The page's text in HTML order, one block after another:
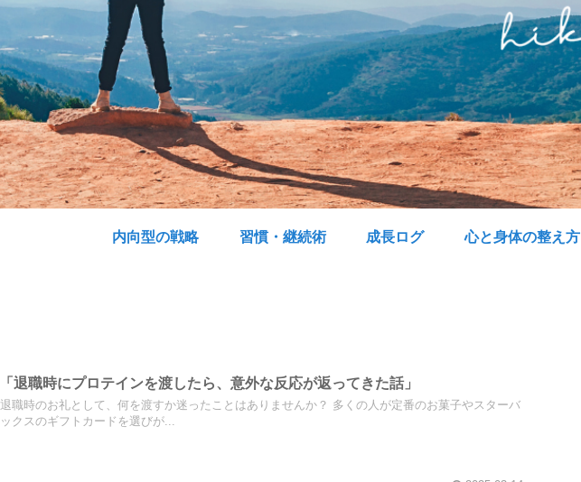
内向型の戦略 習慣・継続術 成長ログ 心と身体の整え方
「退職時にプロテインを渡したら、意外な反応が返ってきた話」
退職時のお礼として、何を渡すか迷ったことはありませんか？ 多くの人が定番のお菓子やスターバ
ックスのギフトカードを選びが...